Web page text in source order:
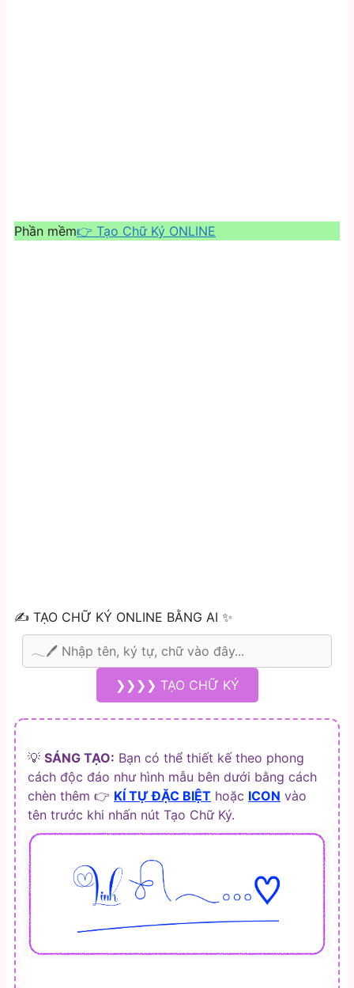
Phần mềm👉 Tạo Chữ Ký ONLINE
✍️ TẠO CHỮ KÝ ONLINE BẰNG AI ✨
❯❯❯❯ TẠO CHỮ KÝ
💡 SÁNG TẠO: Bạn có thể thiết kế theo phong
cách độc đáo như hình mẫu bên dưới bằng cách
chèn thêm 👉 KÍ TỰ ĐẶC BIỆT hoặc ICON vào
tên trước khi nhấn nút Tạo Chữ Ký.